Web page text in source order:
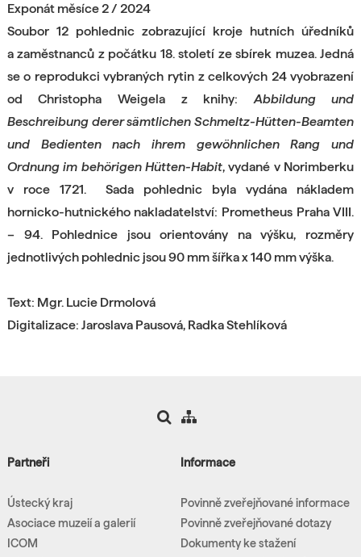
Exponát měsíce 2 / 2024
Soubor 12 pohlednic zobrazující kroje hutních úředníků
a zaměstnanců z počátku 18. století ze sbírek muzea.Jedná
se o reprodukci vybraných rytin z celkových 24 vyobrazení
od Christopha Weigela z knihy: Abbildung und
Beschreibung derer sämtlichen Schmeltz-Hütten-Beamten
und Bedienten nach ihrem gewöhnlichen Rang und
Ordnung im behörigen Hütten-Habit,vydané v Norimberku
v roce 1721.
Sada pohlednic byla vydána nákladem
hornicko-hutnického nakladatelství: Prometheus Praha VIII.
– 94. Pohlednice jsou orientovány na výšku, rozměry
jednotlivých pohlednic jsou 90 mm šířka x 140 mm výška.
Text: Mgr. Lucie Drmolová
Digitalizace: Jaroslava Pausová, Radka Stehlíková
Partneři
Ústecký kraj
Asociace muzeií a galerií
ICOM
Informace
Povinně zveřejňované informace
Povinně zveřejňované dotazy
Dokumenty ke stažení